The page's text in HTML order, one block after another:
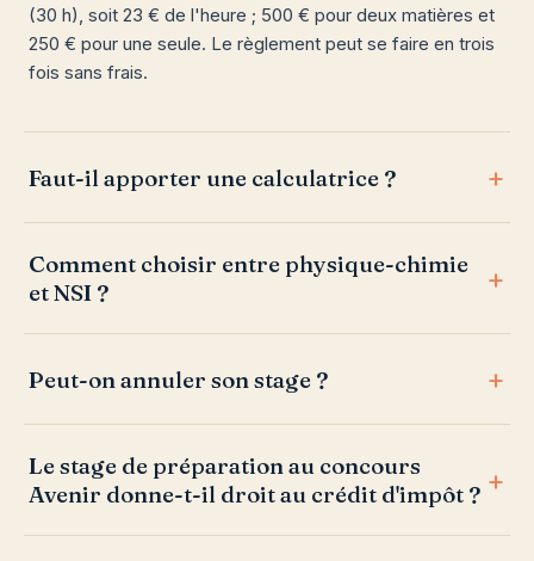
(30 h), soit 23 € de l'heure ; 500 € pour deux matières et
250 € pour une seule. Le règlement peut se faire en trois
fois sans frais.
Faut-il apporter une calculatrice ?
Comment choisir entre physique-chimie
et NSI ?
Peut-on annuler son stage ?
Le stage de préparation au concours
Avenir donne-t-il droit au crédit d'impôt ?